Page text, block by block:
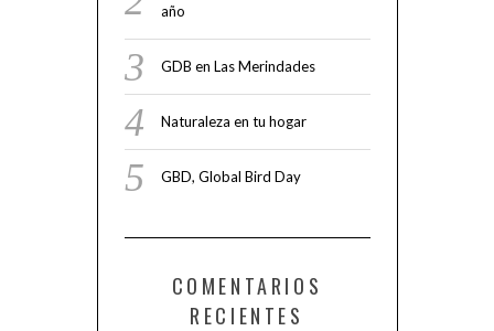
año
GDB en Las Merindades
Naturaleza en tu hogar
GBD, Global Bird Day
COMENTARIOS
RECIENTES